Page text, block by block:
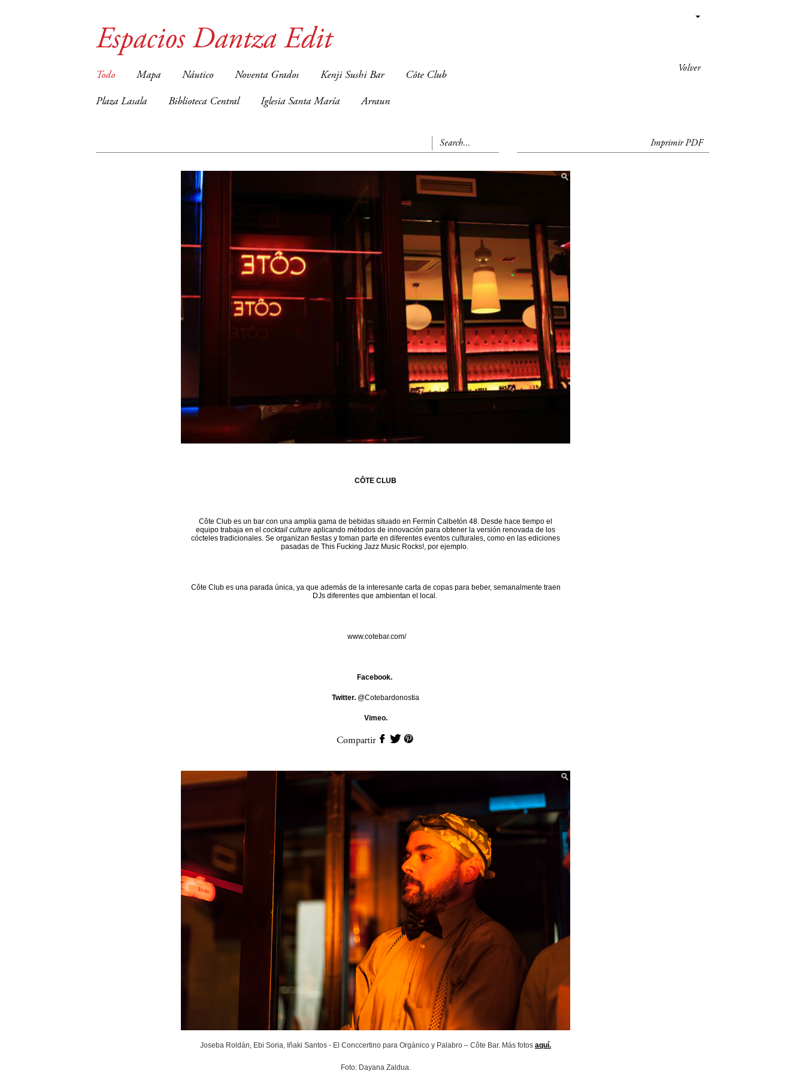
Volver
Espacios Dantza Edit
Todo Mapa Náutico Noventa Grados Kenji Sushi Bar Côte Club
Plaza Lasala Biblioteca Central Iglesia Santa María Arraun
Imprimir PDF
CÔTE CLUB
Côte Club es un bar con una amplia gama de bebidas situado en Fermín Calbetón 48. Desde hace tiempo el
equipo trabaja en el cocktail culture aplicando métodos de innovación para obtener la versión renovada de los
cócteles tradicionales. Se organizan fiestas y toman parte en diferentes eventos culturales, como en las ediciones
pasadas de This Fucking Jazz Music Rocks!, por ejemplo.
Côte Club es una parada única, ya que además de la interesante carta de copas para beber, semanalmente traen
DJs diferentes que ambientan el local.
www.cotebar.com/
Facebook.
Twitter. @Cotebardonostia
Vimeo.
Compartir
Joseba Roldán, Ebi Soria, Iñaki Santos - El Conccertino para Orgánico y Palabro – Côte Bar. Más fotos aquí.
Foto: Dayana Zaldua.